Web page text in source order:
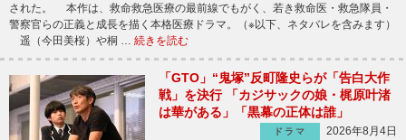
された。 本作は、救命救急医療の最前線でもがく、若き救命医・救急隊員・
警察官らの正義と成長を描く本格医療ドラマ。（※以下、ネタバレを含みます）
遥（今田美桜）や桐 … 続きを読む
「GTO」“鬼塚”反町隆史らが「告白大作
戦」を決行 「カジサックの娘・梶原叶渚
は華がある」「黒幕の正体は誰」
ドラマ
2026年8月4日